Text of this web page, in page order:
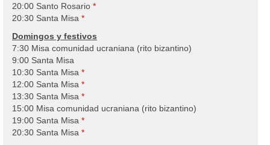
20:00 Santo Rosario *
20:30 Santa Misa *
Domingos y festivos
7:30 Misa comunidad ucraniana (rito bizantino)
9:00 Santa Misa
10:30 Santa Misa *
12:00 Santa Misa *
13:30 Santa Misa *
15:00 Misa comunidad ucraniana (rito bizantino)
19:00 Santa Misa *
20:30 Santa Misa *